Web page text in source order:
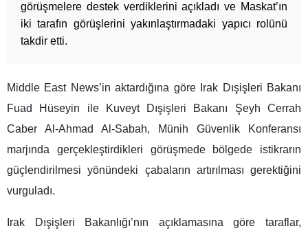
görüşmelere destek verdiklerini açıkladı ve Maskat’ın
iki tarafın görüşlerini yakınlaştırmadaki yapıcı rolünü
takdir etti.
Middle East News’in aktardığına göre Irak Dışişleri Bakanı
Fuad Hüseyin ile Kuveyt Dışişleri Bakanı Şeyh Cerrah
Caber Al-Ahmad Al-Sabah, Münih Güvenlik Konferansı
marjında gerçekleştirdikleri görüşmede bölgede istikrarın
güçlendirilmesi yönündeki çabaların artırılması gerektiğini
vurguladı.
Irak Dışişleri Bakanlığı’nın açıklamasına göre taraflar,